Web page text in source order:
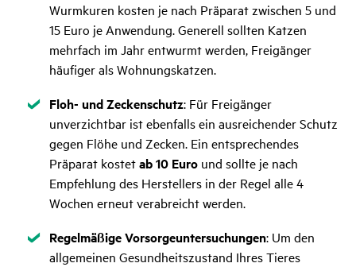
Wurmkuren kosten je nach Präparat zwischen 5 und
15 Euro je Anwendung. Generell sollten Katzen
mehrfach im Jahr entwurmt werden, Freigänger
häufiger als Wohnungskatzen.
Zutreffend
Floh- und Zeckenschutz: Für Freigänger
unverzichtbar ist ebenfalls ein ausreichender Schutz
gegen Flöhe und Zecken. Ein entsprechendes
Präparat kostetab 10 Euro und sollte je nach
Empfehlung des Herstellers in der Regel alle 4
Wochen erneut verabreicht werden.
Zutreffend
Regelmäßige Vorsorgeuntersuchungen: Um den
allgemeinen Gesundheitszustand Ihres Tieres